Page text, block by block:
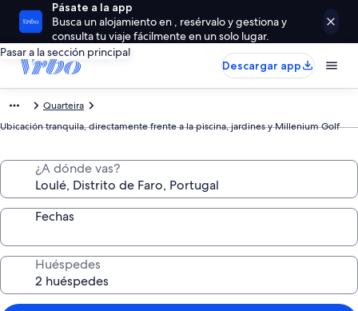
Pásate a la app
Busca un alojamiento en , resérvalo y gestiona y
consulta tu viaje fácilmente en un solo lugar.
Pasar a la sección principal
Descargar app
Quarteira
Ubicación tranquila, directamente frente a la piscina, jardines y Millenium Golf
¿A dónde vas?
Fechas
Huéspedes